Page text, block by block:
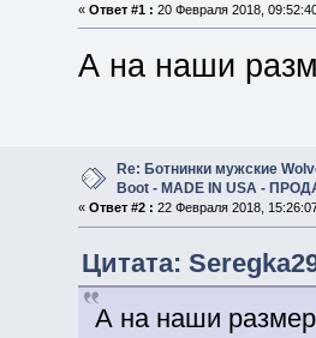
«Ответ #1 : 20 Февраля 2018,
А на наши
Re: Ботнинки мужские
Boot - MADE IN USA -
«Ответ #2 : 22 Февраля 2018,
Цитата:
А на наши